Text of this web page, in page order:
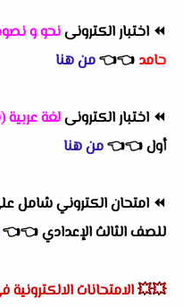
⏪ اختبار الكترونىنحو و
حامد 👈
👈من هنا
⏪ اختبار الكترونىلغة عربية
أول👈
👈من هنا
⏪ امتحان الكتروني شامل
للصف الثالث الإعدادي👈
👈
💥💥الامتحانات الالكترونية